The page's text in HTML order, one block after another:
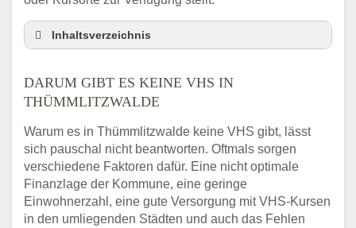
Inhaltsverzeichnis
3 schnelle Tipps
Checkliste: So finden auch Menschen aus
Abendschule in der Region rund um
Thümmlitzwalde
VHS steht für Erwachsenenbildung
Online-Kurse: Alternative Angebote zum
VHS-Kurs
DARUM GIBT ES KEINE VHS IN
THÜMMLITZWALDE
Warum es in Thümmlitzwalde keine VHS gibt, lässt
sich pauschal nicht beantworten. Oftmals sorgen
verschiedene Faktoren dafür. Eine nicht optimale
Finanzlage der Kommune, eine geringe
Einwohnerzahl, eine gute Versorgung mit VHS-Kursen
in den umliegenden Städten und auch das Fehlen